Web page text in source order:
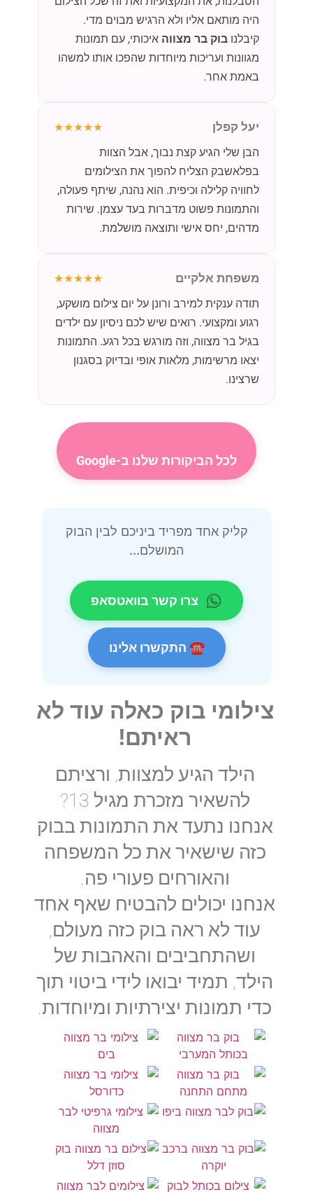
היה מותאם אליו ולא הרגיש מבוים מדי.
קיבלנו בוק בר מצווה איכותי, עם תמונות
מגוונות ועריכות מיוחדות שהפכו אותו למשהו
באמת אחר.
יעל קפלן
★★★★★
הבן שלי הגיע קצת נבוך, אבל הצוות
בפלאשבק הצליח להפוך את הצילומים
לחוויה קלילה וכיפית. הוא נהנה, שיתף פעולה,
והתמונות פשוט מדברות בעד עצמן. שירות
מדהים, יחס אישי ותוצאה מושלמת.
משפחת אלקיים
★★★★★
תודה ענקית למירב ורונן על יום צילום מושקע,
רגוע ומקצועי. רואים שיש לכם ניסיון עם ילדים
בגיל בר מצווה, וזה מורגש בכל רגע. התמונות
יצאו מרשימות, מלאות אופי ובדיוק בסגנון
שרצינו.
לכל הביקורות שלנו ב-Google
קליק אחד מפריד ביניכם לבין הבוק
המושלם...
צרו קשר בוואטסאפ
☎ התקשרו אלינו
צילומי בוק כאלה עוד לא
ראיתם!
הילד הגיע למצוות, ורציתם
להשאיר מזכרת מגיל 13?
אנחנו נתעד את התמונות בבוק
כזה שישאיר את כל המשפחה
והאורחים פעורי פה.
אנחנו יכולים להבטיח שאף אחד
עוד לא ראה בוק כזה מעולם,
ושהתחביבים והאהבות של
הילד, תמיד יבואו לידי ביטוי תוך
כדי תמונות יצירתיות ומיוחדות.